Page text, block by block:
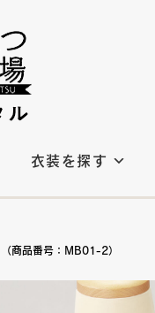
衣装を探す
（商品番号：MB01-2）